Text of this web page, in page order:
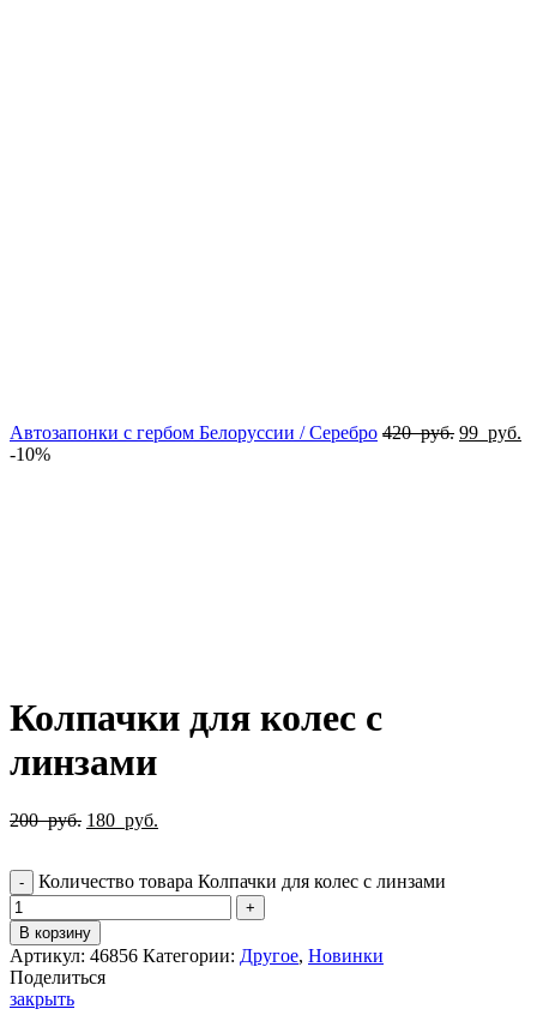
Автозапонки с гербом Белоруссии / Серебро 420руб. 99 руб.
-10%
Колпачки для колес с
линзами
200руб. 180 руб.
Количество товара Колпачки для колес с линзами
В корзину
Артикул: 46856 Категории: Другое, Новинки
Поделиться
закрыть